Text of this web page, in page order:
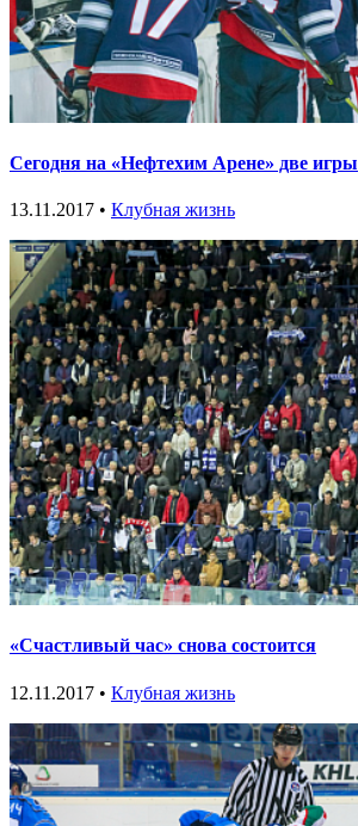
Сегодня на «Нефтехим Арене» две игры
13.11.2017 • Клубная жизнь
«Счастливый час» снова состоится
12.11.2017 • Клубная жизнь